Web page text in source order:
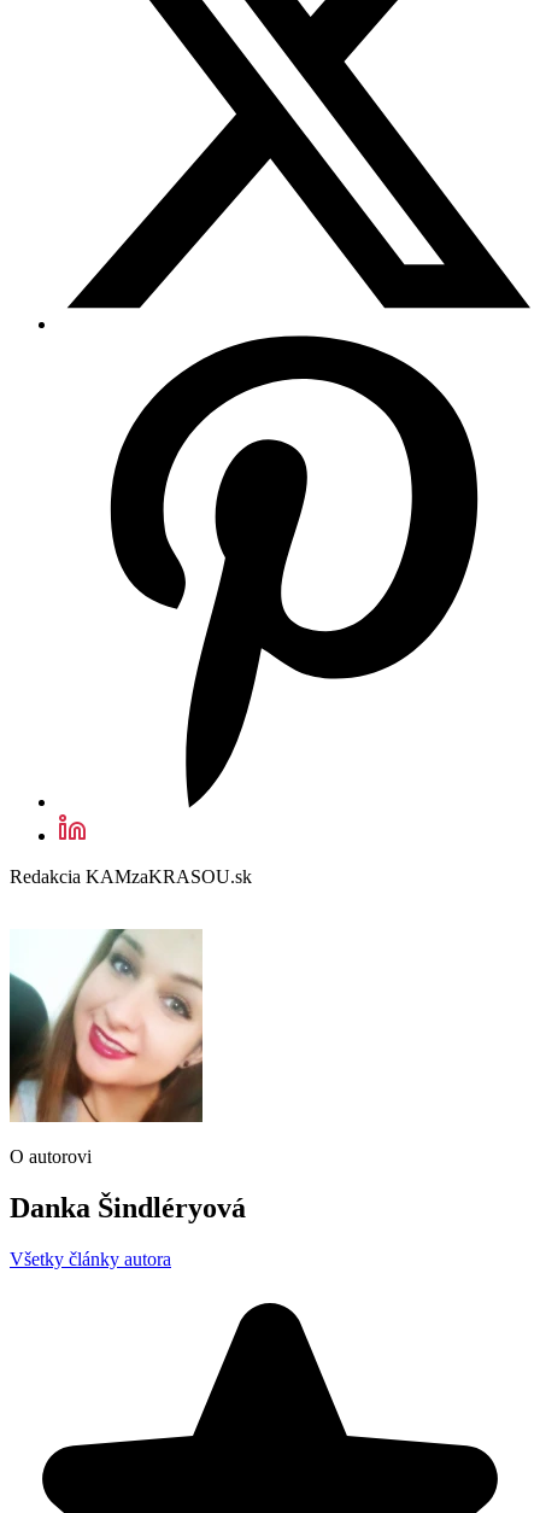
Redakcia KAMzaKRASOU.sk
O autorovi
Danka Šindléryová
Všetky články autora